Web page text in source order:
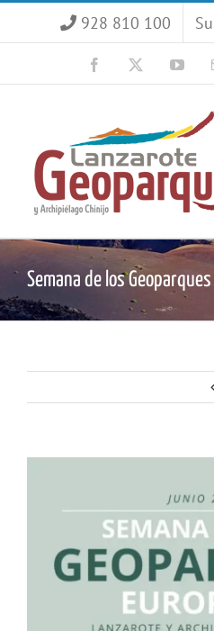
928 810 100
Facebook
Semana de los